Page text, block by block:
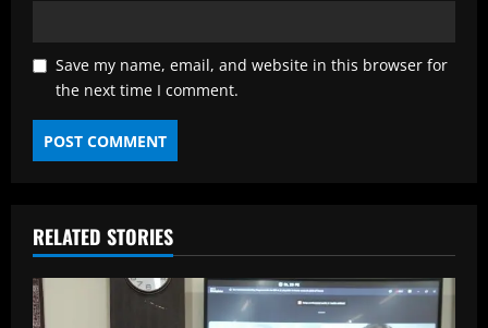
Save my name, email, and website in this browser for
the next time I comment.
RELATED STORIES